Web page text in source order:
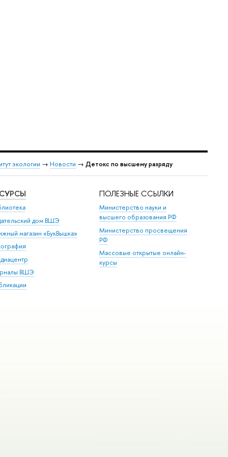
экологии → Новости → Детокс по высшему разряду
дом ВШЭ
магазин «БукВышка»
ВШЭ
ПОЛЕЗНЫЕ ССЫЛКИ
Министерство науки и
высшего образования РФ
Министерство просвещения
РФ
Массовые открытые онлайн-
курсы